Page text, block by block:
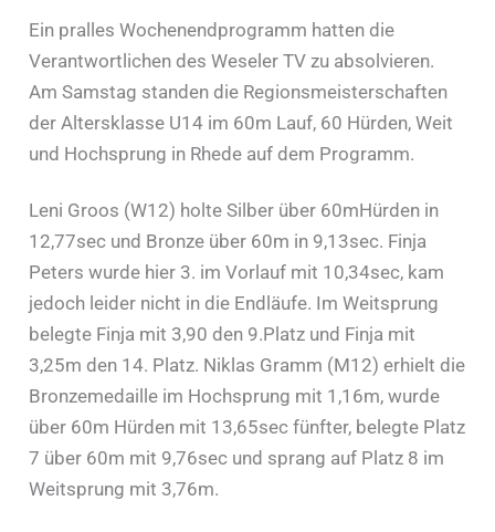
Ein pralles Wochenendprogramm hatten die
Verantwortlichen des Weseler TV zu absolvieren.
Am Samstag standen die Regionsmeisterschaften
der Altersklasse U14 im 60m Lauf, 60 Hürden, Weit
und Hochsprung in Rhede auf dem Programm.
Leni Groos (W12) holte Silber über 60mHürden in
12,77sec und Bronze über 60m in 9,13sec. Finja
Peters wurde hier 3. im Vorlauf mit 10,34sec, kam
jedoch leider nicht in die Endläufe. Im Weitsprung
belegte Finja mit 3,90 den 9.Platz und Finja mit
3,25m den 14. Platz. Niklas Gramm (M12) erhielt die
Bronzemedaille im Hochsprung mit 1,16m, wurde
über 60m Hürden mit 13,65sec fünfter, belegte Platz
7 über 60m mit 9,76sec und sprang auf Platz 8 im
Weitsprung mit 3,76m.